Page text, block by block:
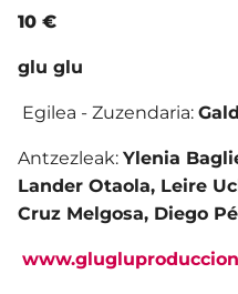
10 €
glu glu
Egilea - Zuzendaria:
Antzezleak: Ylenia
Lander Otaola, Leire
Cruz Melgosa, Diego